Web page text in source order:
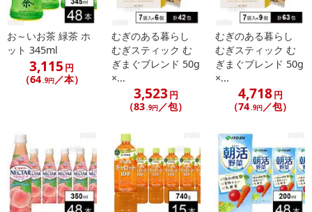
お～いお茶 緑茶 ホ
ット 345ml
3,115 円
（64.9円／本）
むぎのある暮らし
むぎスティック む
ぎまぐブレンド 50g
×...
3,523円
（83.9円 ／包）
むぎのある暮らし
むぎスティック む
ぎまぐブレンド 50g
×...
4,718円
（74.9円 ／包）